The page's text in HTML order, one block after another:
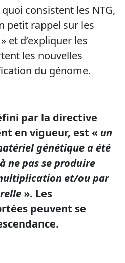
consistent les NTG,
petit rappel sur les
et d’expliquer les
les nouvelles
du génome.
par la directive
en vigueur, est « un
génétique a été
ne pas se produire
et/ou par
». Les
peuvent se